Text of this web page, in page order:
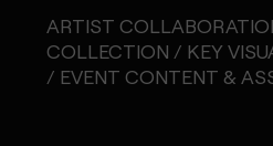
ARTIST
COLLECTION / KEY
/ EVENT CONTENT &